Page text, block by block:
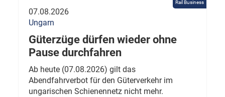
Rail Business
07.08.2026
Ungarn
Güterzüge dürfen wieder ohne
Pause durchfahren
Ab heute (07.08.2026) gilt das
Abendfahrverbot für den Güterverkehr im
ungarischen Schienennetz nicht mehr.